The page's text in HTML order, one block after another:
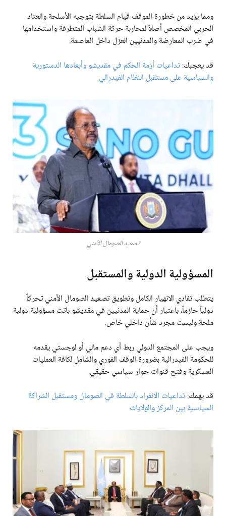
ومما يزيد من خطورة الموقف قيام السلطة بتوجيه الأسلحة والعتاد
الحربي المخصص أصلاً لمحاربة حركة الشباب المتطرفة واستخدامها
في ضرب المعارضة والمدنيين العزل داخل العاصمة.
قد يعجبك:تداعيات أزمة الحكم في مقديشو وأبعادها الدستورية
والسياسية على مستقبل النظام الفيدرالي
تصعيد الصومال الأمني
المسؤولية الدولية والمستقبل
يتطلب تفادي الانهيار الكامل وتطويق تصعيد الصومال الأمني تحركاً
دولياً حازماً، باعتبار أن حماية المدنيين في مقديشو باتت مسؤولية دولية
ملحة وليست مجرد شأن داخلي خاص.
ويجب على المجتمع الدولي ربط أي دعم مالي أو لوجستي يقدمه
للحكومة الفيدرالية بضرورة الوقف الفوري والشامل لكافة العمليات
العسكرية وفتح قنوات حوار سياسي حقيقي.
قد يهمك:تداعيات الانفراد بالسلطة في الصومال ومستقبل الشراكة
السياسية بين المركز والولايات